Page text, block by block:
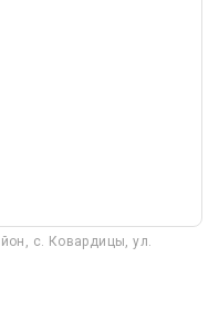
с. Ковардицы, ул.